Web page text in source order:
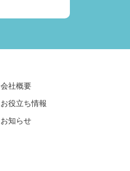
会社概要
お役立ち情報
お知らせ